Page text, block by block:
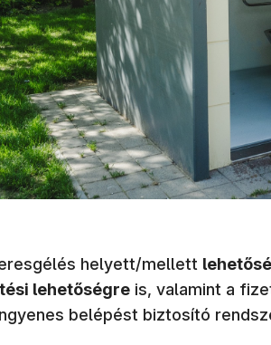
helyett/mellett
lehetőségre is, valamint a
belépést biztosító